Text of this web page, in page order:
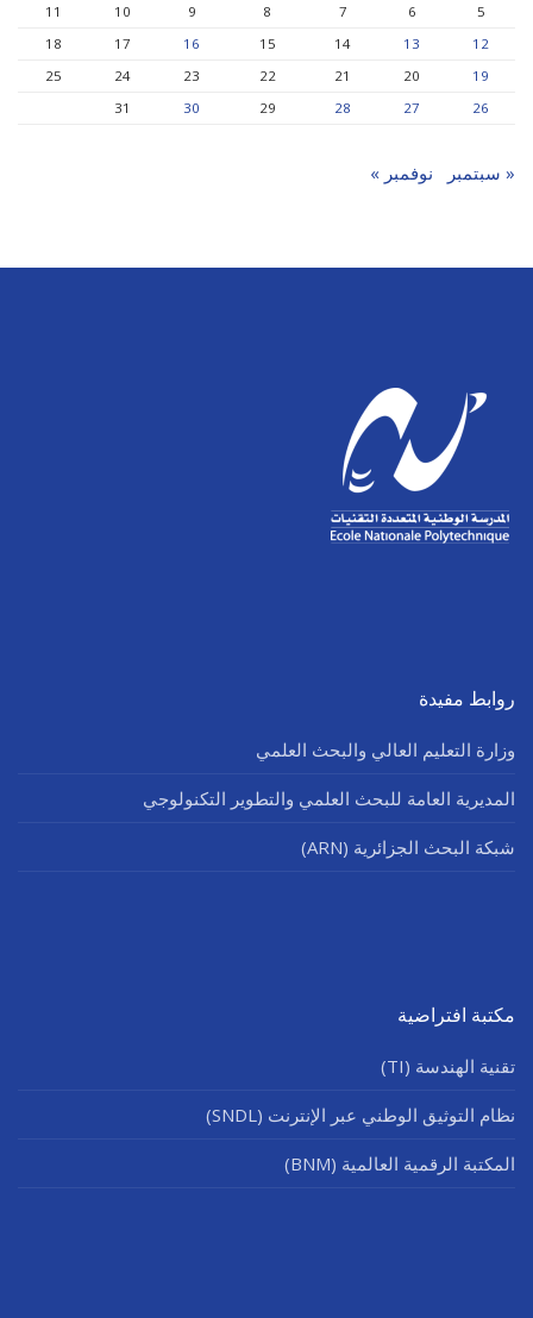
5
6
7
8
9
10
11
12
13
14
15
16
17
18
19
20
21
22
23
24
25
26
27
28
29
30
31
« سبتمبر نوفمبر »
روابط مفيدة
وزارة التعليم العالي والبحث العلمي
المديرية العامة للبحث العلمي والتطوير التكنولوجي
شبكة البحث الجزائرية (ARN)
مكتبة افتراضية
تقنية الهندسة (TI)
نظام التوثيق الوطني عبر الإنترنت (SNDL)
المكتبة الرقمية العالمية (BNM)